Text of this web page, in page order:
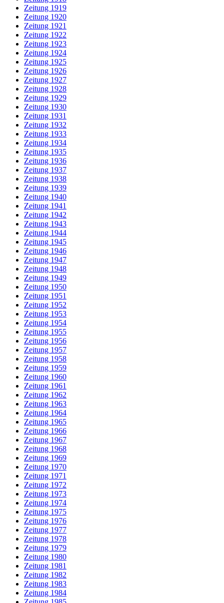
Zeitung 1919
Zeitung 1920
Zeitung 1921
Zeitung 1922
Zeitung 1923
Zeitung 1924
Zeitung 1925
Zeitung 1926
Zeitung 1927
Zeitung 1928
Zeitung 1929
Zeitung 1930
Zeitung 1931
Zeitung 1932
Zeitung 1933
Zeitung 1934
Zeitung 1935
Zeitung 1936
Zeitung 1937
Zeitung 1938
Zeitung 1939
Zeitung 1940
Zeitung 1941
Zeitung 1942
Zeitung 1943
Zeitung 1944
Zeitung 1945
Zeitung 1946
Zeitung 1947
Zeitung 1948
Zeitung 1949
Zeitung 1950
Zeitung 1951
Zeitung 1952
Zeitung 1953
Zeitung 1954
Zeitung 1955
Zeitung 1956
Zeitung 1957
Zeitung 1958
Zeitung 1959
Zeitung 1960
Zeitung 1961
Zeitung 1962
Zeitung 1963
Zeitung 1964
Zeitung 1965
Zeitung 1966
Zeitung 1967
Zeitung 1968
Zeitung 1969
Zeitung 1970
Zeitung 1971
Zeitung 1972
Zeitung 1973
Zeitung 1974
Zeitung 1975
Zeitung 1976
Zeitung 1977
Zeitung 1978
Zeitung 1979
Zeitung 1980
Zeitung 1981
Zeitung 1982
Zeitung 1983
Zeitung 1984